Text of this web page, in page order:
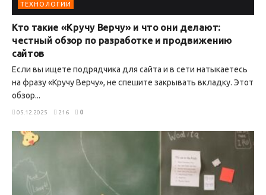
ТЕХНОЛОГИИ
Кто такие «Кручу Верчу» и что они делают:
честный обзор по разработке и продвижению
сайтов
Если вы ищете подрядчика для сайта и в сети натыкаетесь
на фразу «Кручу Верчу», не спешите закрывать вкладку. Этот
обзор...
05.12.2025 216 0